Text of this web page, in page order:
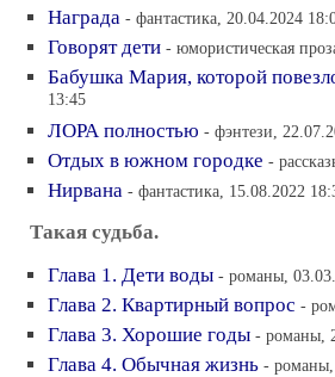
Награда - фантастика, 20.04.2024
Говорят дети - юмористическая
Бабушка Мария, которой
13:45
ЛОРА полностью - фэнтези,
Отдых в южном городке -
Нирвана - фантастика, 15.08.2022
Такая судьба.
Глава 1. Дети воды - романы,
Глава 2. Квартирный вопрос -
Глава 3. Хорошие годы - романы,
Глава 4. Обычная жизнь - романы,